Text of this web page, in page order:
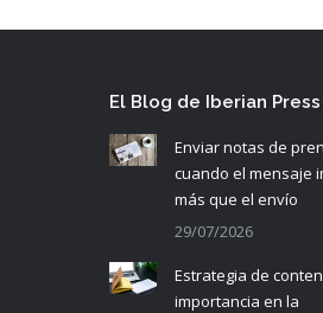
El Blog de Iberian Press
Enviar notas de
cuando el mensaje
más que el envío
29/07/2026
Estrategia de
importancia en la